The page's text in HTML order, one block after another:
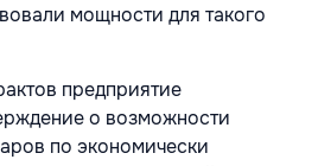
мощности для такого
предприятие
о возможности
по экономически